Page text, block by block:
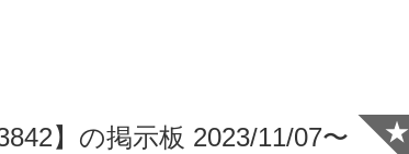
】の掲示板 2023/11/07〜 ★